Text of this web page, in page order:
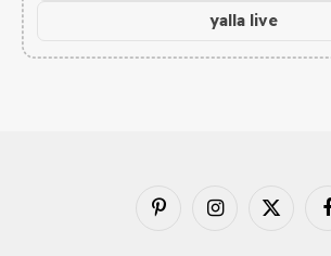
yalla live
فيسبوك X
الانستغرامبينتيريست